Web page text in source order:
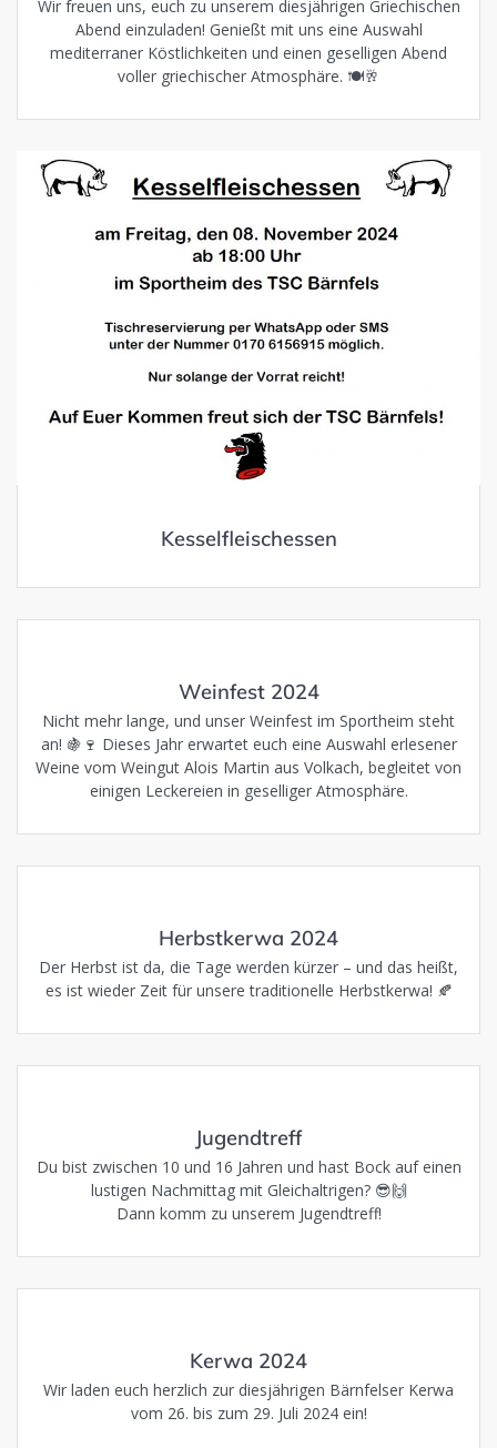
Wir freuen uns, euch zu unserem diesjährigen Griechischen
Abend einzuladen! Genießt mit uns eine Auswahl
mediterraner Köstlichkeiten und einen geselligen Abend
voller griechischer Atmosphäre. 🍽️🥂
Kesselfleischessen
Weinfest 2024
Nicht mehr lange, und unser Weinfest im Sportheim steht
an! 🍇🍷 Dieses Jahr erwartet euch eine Auswahl erlesener
Weine vom Weingut Alois Martin aus Volkach, begleitet von
einigen Leckereien in geselliger Atmosphäre.
Herbstkerwa 2024
Der Herbst ist da, die Tage werden kürzer – und das heißt,
es ist wieder Zeit für unsere traditionelle Herbstkerwa! 🍂
Jugendtreff
Du bist zwischen 10 und 16 Jahren und hast Bock auf einen
lustigen Nachmittag mit Gleichaltrigen? 😎🙌
Dann komm zu unserem Jugendtreff!
Kerwa 2024
Wir laden euch herzlich zur diesjährigen Bärnfelser Kerwa
vom 26. bis zum 29. Juli 2024 ein!